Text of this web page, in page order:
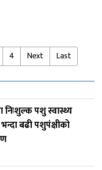
4 Next Last
निःशुल्क पशु स्वास्थ्य
बढी पशुपंक्षीको